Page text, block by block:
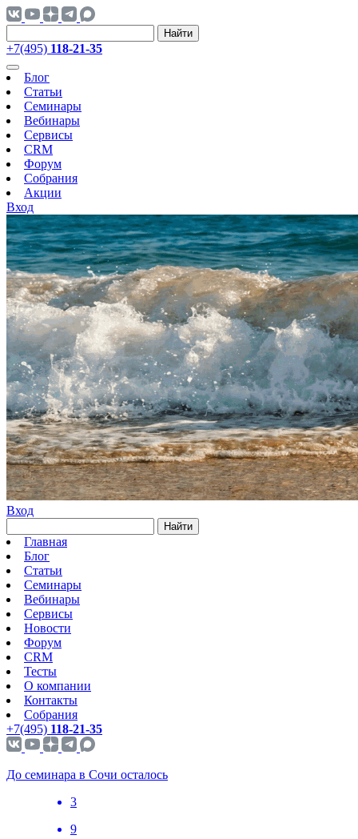
Найти
+7(495) 118-21-35
Блог
Статьи
Семинары
Вебинары
Сервисы
CRM
Форум
Собрания
Акции
Вход
Вход
Найти
Главная
Блог
Статьи
Семинары
Вебинары
Сервисы
Новости
Форум
CRM
Тесты
О компании
Контакты
Собрания
+7(495) 118-21-35
До семинара в Сочи осталось
3
9